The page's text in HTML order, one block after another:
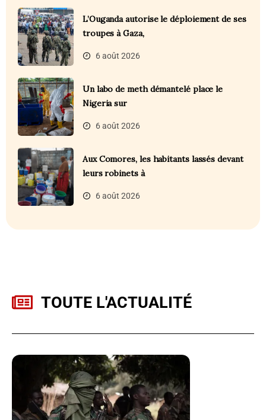
L’Ouganda autorise le déploiement de ses
troupes à Gaza,
6 août 2026
Un labo de meth démantelé place le
Nigeria sur
6 août 2026
Aux Comores, les habitants lassés devant
leurs robinets à
6 août 2026
TOUTE L'ACTUALITÉ